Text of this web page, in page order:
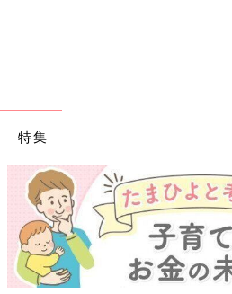
特集